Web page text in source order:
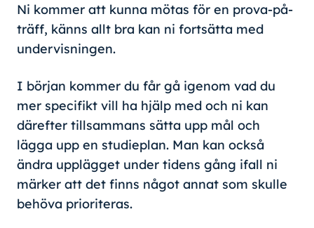
Ni kommer att kunna mötas för en prova-på-
träff, känns allt bra kan ni fortsätta med
undervisningen.
I början kommer du får gå igenom vad du
mer specifikt vill ha hjälp med och ni kan
därefter tillsammans sätta upp mål och
lägga upp en studieplan. Man kan också
ändra upplägget under tidens gång ifall ni
märker att det finns något annat som skulle
behöva prioriteras.